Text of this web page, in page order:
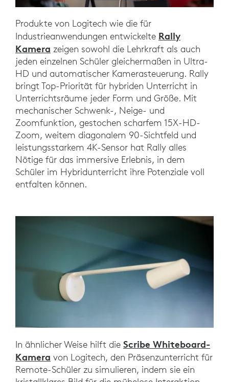
Produkte von Logitech wie die für
Industrieanwendungen entwickelte Rally
Kamera zeigen sowohl die Lehrkraft als auch
jeden einzelnen Schüler gleichermaßen in Ultra-
HD und automatischer Kamerasteuerung. Rally
bringt Top-Priorität für hybriden Unterricht in
Unterrichtsräume jeder Form und Größe. Mit
mechanischer Schwenk-, Neige- und
Zoomfunktion, gestochen scharfem 15X-HD-
Zoom, weitem diagonalem 90-Sichtfeld und
leistungsstarkem 4K-Sensor hat Rally alles
Nötige für das immersive Erlebnis, in dem
Schüler im Hybridunterricht ihre Potenziale voll
entfalten können.
In ähnlicher Weise hilft die Scribe Whiteboard-
Kamera von Logitech, den Präsenzunterricht für
Remote-Schüler zu simulieren, indem sie ein